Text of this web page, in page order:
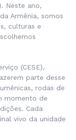
Neste ano,
Armênia, somos
culturas e
(CESE),
parte desse
rodas de
momento de
Cada
vivo da unidade